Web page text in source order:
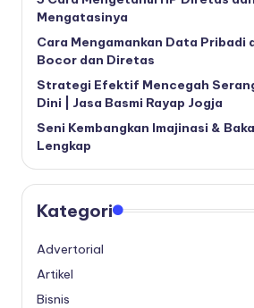
Mengatasinya
Cara Mengamankan Data Pribadi
Bocor dan Diretas
Strategi Efektif Mencegah
Dini | Jasa Basmi Rayap Jogja
Seni Kembangkan Imajinasi &
Lengkap
Kategori
Advertorial
Artikel
Bisnis